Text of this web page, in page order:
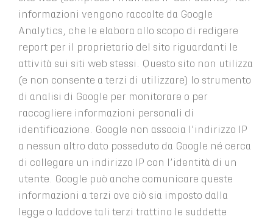
informazioni vengono raccolte da Google
Analytics, che le elabora allo scopo di redigere
report per il proprietario del sito riguardanti le
attività sui siti web stessi. Questo sito non utilizza
(e non consente a terzi di utilizzare) lo strumento
di analisi di Google per monitorare o per
raccogliere informazioni personali di
identificazione. Google non associa l’indirizzo IP
a nessun altro dato posseduto da Google né cerca
di collegare un indirizzo IP con l’identità di un
utente. Google può anche comunicare queste
informazioni a terzi ove ciò sia imposto dalla
legge o laddove tali terzi trattino le suddette